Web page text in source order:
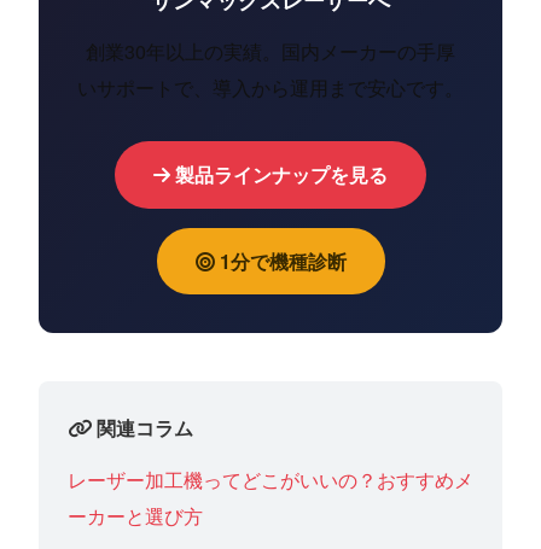
創業30年以上の実績。国内メーカーの手厚
いサポートで、導入から運用まで安心です。
製品ラインナップを見る
1分で機種診断
関連コラム
レーザー加工機ってどこがいいの？おすすめメ
ーカーと選び方